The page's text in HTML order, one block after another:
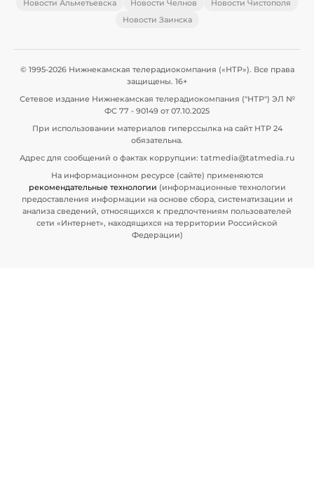
Новости Альметьевска Новости Челнов
Новости Чистополя
Новости Заинска
© 1995-2026 Нижнекамская телерадиокомпания («НТР»). Все права
защищены. 16+
Сетевое издание Нижнекамская телерадиокомпания ("НТР") ЭЛ №
ФС 77 - 90149 от 07.10.2025
При использовании материалов гиперссылка на сайт НТР 24
обязательна.
Адрес для сообщений о фактах коррупции: tatmedia@tatmedia.ru
На информационном ресурсе (сайте) применяются
рекомендательные технологии (информационные технологии
предоставления информации на основе сбора, систематизации и
анализа сведений, относящихся к предпочтениям пользователей
сети «Интернет», находящихся на территории Российской
Федерации)